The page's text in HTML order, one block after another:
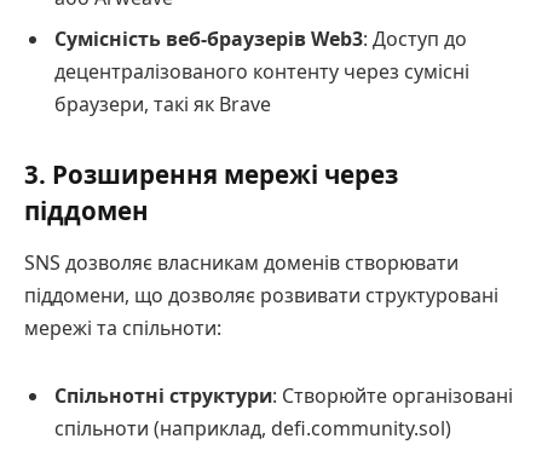
Сумісність веб-браузерів Web3: Доступ до
децентралізованого контенту через сумісні
браузери, такі як Brave
3. Розширення мережі через
піддомен
SNS дозволяє власникам доменів створювати
піддомени, що дозволяє розвивати структуровані
мережі та спільноти:
Спільнотні структури: Створюйте організовані
спільноти (наприклад, defi.community.sol)